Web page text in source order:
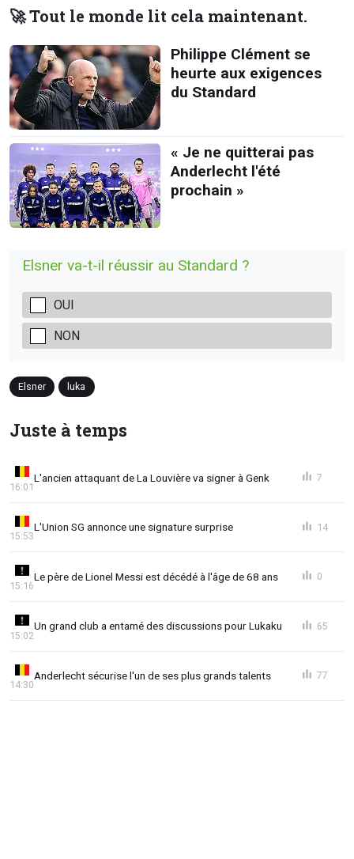
🚀 Tout le monde lit cela maintenant.
Philippe Clément se
heurte aux exigences
du Standard
« Je ne quitterai pas
Anderlecht l'été
prochain »
Elsner va-t-il réussir au Standard ?
OUI
NON
Elsner luka
Juste à temps
L'ancien attaquant de La Louvière va signer à Genk
16:01
7
L'Union SG annonce une signature surprise
15:53
14
Le père de Lionel Messi est décédé à l'âge de 68 ans
15:16
0
Un grand club a entamé des discussions pour Lukaku
15:02
65
Anderlecht sécurise l'un de ses plus grands talents
14:30
77